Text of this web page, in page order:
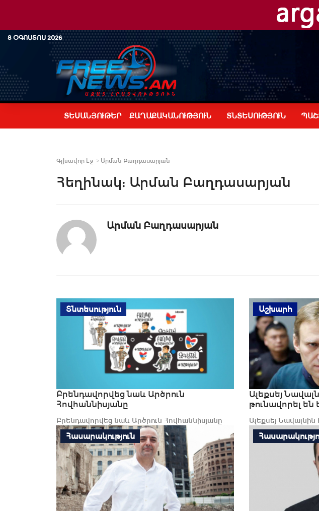
8 ՕԳՈՍՏՈՍ 2026
ՏԵՍԱՆՅՈՒԹԵՐ ՔԱՂԱՔԱԿԱՆՈՒԹՅՈՒՆ ՏՆՏԵՍՈՒԹՅՈՒՆ
Գլխավոր Էջ Արման Բաղդասարյան
Հեղինակ: Արման Բաղդասարյան
Արման Բաղդասարյան
Տնտեսություն
Բրենդավորվեց նաև Արծրուն
Հովհաննիսյանը
Բրենդավորվեց նաև Արծրուն Հովհաննիսյանը
Աշխարհ
Ալեքսեյ
թունավորել են
Ալեքսեյ
երկու անգամ․ The
Հասարակություն